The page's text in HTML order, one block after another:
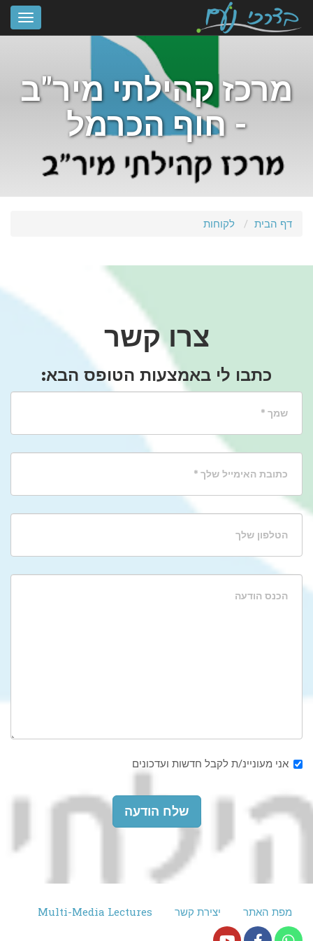
מרכז קהילתי מיר"ב
- חוף הכרמל
דף הבית לקוחות
צרו קשר
כתבו לי באמצעות הטופס הבא:
אני מעוניינ/ת לקבל חדשות ועדכונים
שלח הודעה
מפת האתר יצירת קשר Multi-Media Lectures